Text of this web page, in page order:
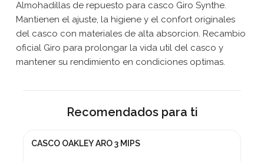
Almohadillas de repuesto para casco Giro Synthe.
Mantienen el ajuste, la higiene y el confort originales
del casco con materiales de alta absorcion. Recambio
oficial Giro para prolongar la vida util del casco y
mantener su rendimiento en condiciones optimas.
Recomendados para ti
¡En oferta!
CASCO OAKLEY ARO 3 MIPS